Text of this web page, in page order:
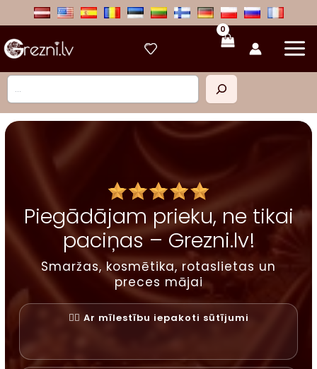
Meklēt
Piegādājam prieku, ne tikai
paciņas – Grezni.lv!
Smaržas, kosmētika, rotaslietas un
preces mājai
✓⃝ Ar mīlestību iepakoti sūtījumi